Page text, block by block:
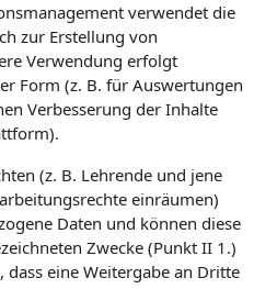
verwendet die
zur Erstellung von
Verwendung erfolgt
Form (z. B. für Auswertungen
Verbesserung der Inhalte
(z. B. Lehrende und jene
einräumen)
Daten und können diese
Zwecke (Punkt II 1.)
eine Weitergabe an Dritte